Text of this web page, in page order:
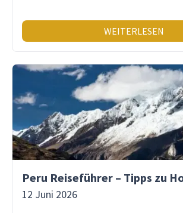
WEITERLESEN
12 Juni 2026